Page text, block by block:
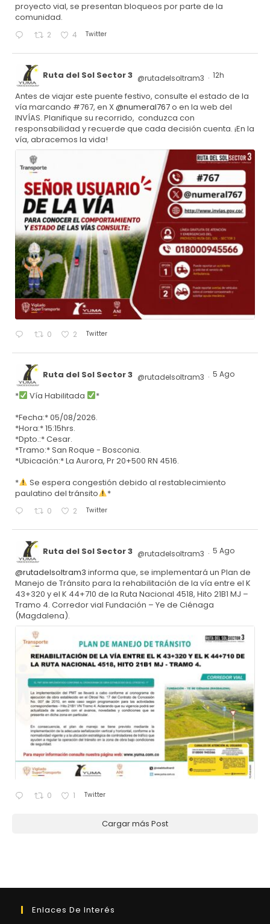
proyecto vial, se presentan bloqueos por parte de la
comunidad.
2 4 Twitter
Ruta del Sol Sector 3 @rutadelsoltram3 · 12h
Antes de viajar este puente festivo, consulte el estado de la
vía marcando #767, en X@numeral767o en la web del
INVÍAS. Planifique su recorrido, conduzca con
responsabilidad y recuerde que cada decisión cuenta. ¡En la
vía, abracemos la vida!
0 2 Twitter
Ruta del Sol Sector 3 @rutadelsoltram3 · 5 Ago
* Vía Habilitada
*
*Fecha:* 05/08/2026.
*Hora:* 15:15hrs.
*Dpto.:* Cesar.
*Tramo:* San Roque - Bosconia.
*Ubicación:* La Aurora, Pr 20+500 RN 4516.
*
Se espera congestión debido al restablecimiento
paulatino del tránsito
*
0 2 Twitter
Ruta del Sol Sector 3 @rutadelsoltram3 · 5 Ago
@rutadelsoltram3 informa que, se implementará un Plan de
Manejo de Tránsito para la rehabilitación de la vía entre el K
43+320 y el K 44+710 de la Ruta Nacional 4518, Hito 21B1 MJ –
Tramo 4. Corredor vial Fundación – Ye de Ciénaga
(Magdalena).
0 1 Twitter
Cargar más Post
Enlaces De Interés